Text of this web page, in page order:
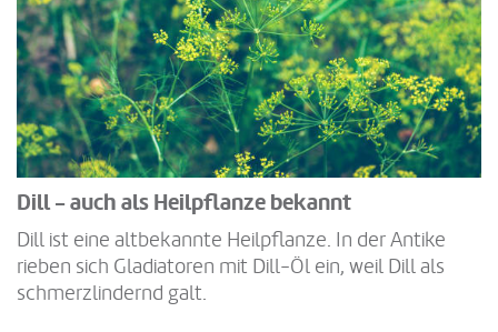
Dill - auch als Heilpflanze bekannt
Dill ist eine altbekannte Heilpflanze. In der Antike
rieben sich Gladiatoren mit Dill-Öl ein, weil Dill als
schmerzlindernd galt.